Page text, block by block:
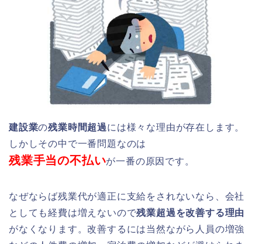
建設業の残業時間超過には様々な理由が存在します。
しかしその中で一番問題なのは
残業手当の不払いが一番の原因です。
なぜならば残業代が適正に支給をされないなら、会社
としても経費は増えないので残業超過を改善する理由
がなくなります。改善するには当然ながら人員の増強